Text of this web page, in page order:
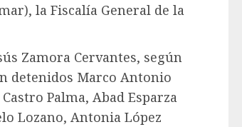
la Fiscalía General de la
Zamora Cervantes, según
detenidos Marco Antonio
Palma, Abad Esparza
Lozano, Antonia López